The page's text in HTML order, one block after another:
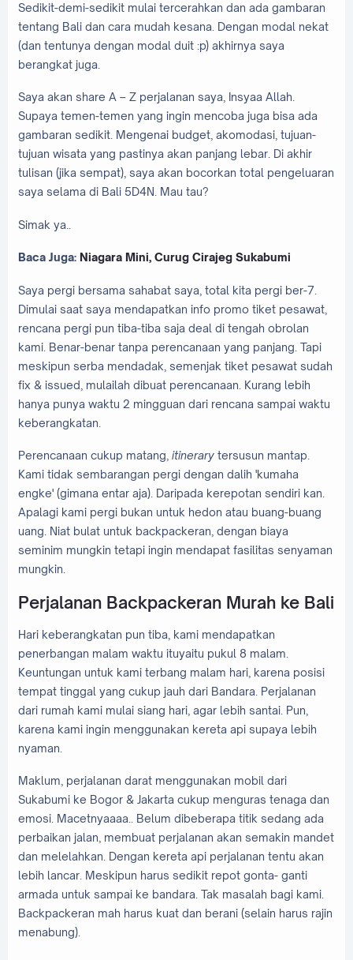
Sedikit-demi-sedikit mulai tercerahkan dan ada gambaran
tentang Bali dan cara mudah kesana. Dengan modal nekat
(dan tentunya dengan modal duit :p) akhirnya saya
berangkat juga.
Saya akan share A – Z perjalanan saya, Insyaa Allah.
Supaya temen-temen yang ingin mencoba juga bisa ada
gambaran sedikit. Mengenai budget, akomodasi, tujuan-
tujuan wisata yang pastinya akan panjang lebar. Di akhir
tulisan (jika sempat), saya akan bocorkan total pengeluaran
saya selama di Bali 5D4N. Mau tau?
Simak ya..
Baca Juga: Niagara Mini, Curug Cirajeg Sukabumi
Saya pergi bersama sahabat saya, total kita pergi ber-7.
Dimulai saat saya mendapatkan info promo tiket pesawat,
rencana pergi pun tiba-tiba saja deal di tengah obrolan
kami. Benar-benar tanpa perencanaan yang panjang. Tapi
meskipun serba mendadak, semenjak tiket pesawat sudah
fix & issued, mulailah dibuat perencanaan. Kurang lebih
hanya punya waktu 2 mingguan dari rencana sampai waktu
keberangkatan.
Perencanaan cukup matang, itinerary tersusun mantap.
Kami tidak sembarangan pergi dengan dalih 'kumaha
engke' (gimana entar aja). Daripada kerepotan sendiri kan.
Apalagi kami pergi bukan untuk hedon atau buang-buang
uang. Niat bulat untuk backpackeran, dengan biaya
seminim mungkin tetapi ingin mendapat fasilitas senyaman
mungkin.
Perjalanan Backpackeran Murah ke Bali
Hari keberangkatan pun tiba, kami mendapatkan
penerbangan malam waktu ituyaitu pukul 8 malam.
Keuntungan untuk kami terbang malam hari, karena posisi
tempat tinggal yang cukup jauh dari Bandara. Perjalanan
dari rumah kami mulai siang hari, agar lebih santai. Pun,
karena kami ingin menggunakan kereta api supaya lebih
nyaman.
Maklum, perjalanan darat menggunakan mobil dari
Sukabumi ke Bogor & Jakarta cukup menguras tenaga dan
emosi. Macetnyaaaa.. Belum dibeberapa titik sedang ada
perbaikan jalan, membuat perjalanan akan semakin mandet
dan melelahkan. Dengan kereta api perjalanan tentu akan
lebih lancar. Meskipun harus sedikit repot gonta- ganti
armada untuk sampai ke bandara. Tak masalah bagi kami.
Backpackeran mah harus kuat dan berani (selain harus rajin
menabung).